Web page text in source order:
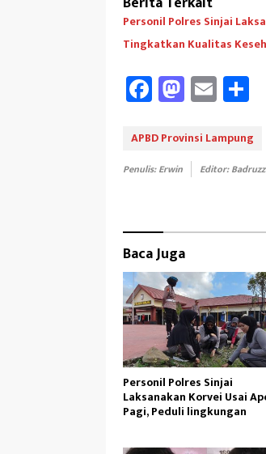
Personil Polres Sinjai
Tingkatkan Kualitas
Fa
ce
b
oo
M
as
to
d
E
m
ail e
APBD Provinsi Lampung
Penulis: Erwin Editor:
Baca Juga
Personil Polres Sinjai
Laksanakan Korvei Usai
Pagi, Peduli lingkungan